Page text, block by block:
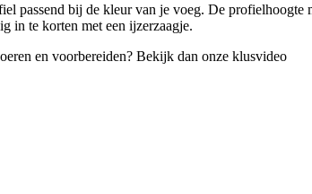
passend bij de kleur van je voeg. De
in te korten met een ijzerzaagje.
en voorbereiden? Bekijk dan onze klusvideo